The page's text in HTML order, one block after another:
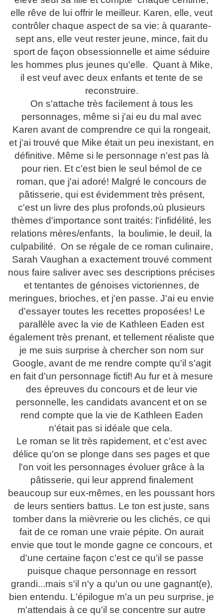
elle rêve de lui offrir le meilleur. Karen, elle, veut
contrôler chaque aspect de sa vie: à quarante-
sept ans, elle veut rester jeune, mince, fait du
sport de façon obsessionnelle et aime séduire
les hommes plus jeunes qu'elle. Quant à Mike,
il est veuf avec deux enfants et tente de se
reconstruire.
On s'attache très facilement à tous les
personnages, même si j'ai eu du mal avec
Karen avant de comprendre ce qui la rongeait,
et j'ai trouvé que Mike était un peu inexistant, en
définitive. Même si le personnage n'est pas là
pour rien. Et c'est bien le seul bémol de ce
roman, que j'ai adoré! Malgré le concours de
pâtisserie, qui est évidemment très présent,
c'est un livre des plus profonds,où plusieurs
thèmes d'importance sont traités: l'infidélité, les
relations mères/enfants, la boulimie, le deuil, la
culpabilité. On se régale de ce roman culinaire,
Sarah Vaughan a exactement trouvé comment
nous faire saliver avec ses descriptions précises
et tentantes de génoises victoriennes, de
meringues, brioches, et j'en passe. J'ai eu envie
d'essayer toutes les recettes proposées! Le
parallèle avec la vie de Kathleen Eaden est
également très prenant, et tellement réaliste que
je me suis surprise à chercher son nom sur
Google, avant de me rendre compte qu'il s'agit
en fait d'un personnage fictif! Au fur et à mesure
des épreuves du concours et de leur vie
personnelle, les candidats avancent et on se
rend compte que la vie de Kathleen Eaden
n'était pas si idéale que cela.
Le roman se lit très rapidement, et c'est avec
délice qu'on se plonge dans ses pages et que
l'on voit les personnages évoluer grâce à la
pâtisserie, qui leur apprend finalement
beaucoup sur eux-mêmes, en les poussant hors
de leurs sentiers battus. Le ton est juste, sans
tomber dans la mièvrerie ou les clichés, ce qui
fait de ce roman une vraie pépite. On aurait
envie que tout le monde gagne ce concours, et
d'une certaine façon c'est ce qu'il se passe
puisque chaque personnage en ressort
grandi...mais s'il n'y a qu'un ou une gagnant(e),
bien entendu. L'épilogue m'a un peu surprise, je
m'attendais à ce qu'il se concentre sur autre